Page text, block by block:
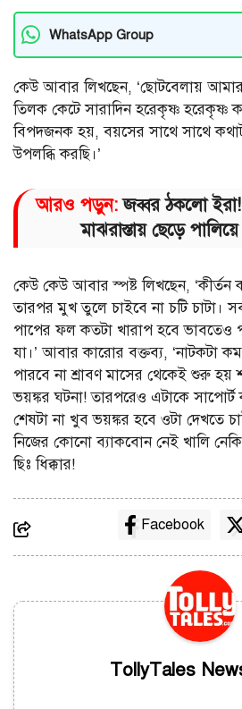
WhatsApp Group
কেউ আবার লিখছেন, ‘ছোটবেলায়
তিলক কেটে সারাদিন হরেকৃষ্ণ
বিপদজনক হয়, বয়সের সাথে সাথে
উপলব্ধি করছি।’
আরও পড়ুন:জব্বর ঠকলো
মাঝরাস্তায় ছেড়ে
কেউ কেউ আবার স্পষ্ট লিখছেন,
তারপর মুখ তুলে চাইবে না চটি চাটা।
পাপের ফল কতটা খারাপ হবে ভাবতেও
যা।’ আবার কারোর বক্তব্য, ‘নাটকটা
পারবে না শ্রাবণ মাসের থেকেই শুরু
ভয়ঙ্কর ঘটনা! তারপরেও এটাকে
শেষটা না খুব ভয়ঙ্কর হবে ওটা দেখতে
নিজের কোনো ব্যাকবোন নেই খালি
ছিঃ ধিক্কার!
Facebook
TollyTales